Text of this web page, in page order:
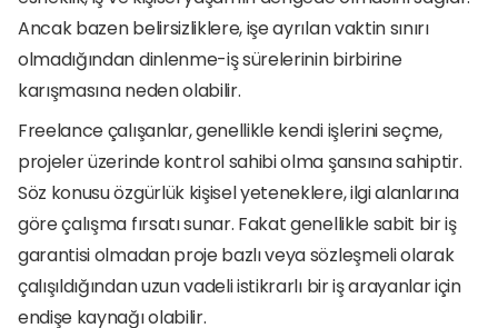
Ancak bazen belirsizliklere, işe ayrılan vaktin sınırı
olmadığından dinlenme-iş sürelerinin birbirine
karışmasına neden olabilir.
Freelance çalışanlar, genellikle kendi işlerini seçme,
projeler üzerinde kontrol sahibi olma şansına sahiptir.
Söz konusu özgürlük kişisel yeteneklere, ilgi alanlarına
göre çalışma fırsatı sunar. Fakat genellikle sabit bir iş
garantisi olmadan proje bazlı veya sözleşmeli olarak
çalışıldığından uzun vadeli istikrarlı bir iş arayanlar için
endişe kaynağı olabilir.